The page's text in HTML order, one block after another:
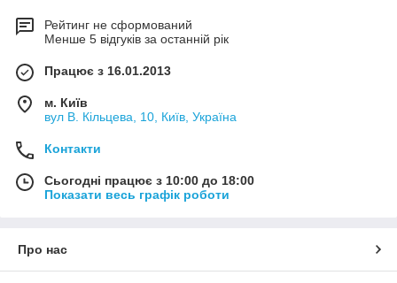
Рейтинг не сформований
Менше 5 відгуків за останній рік
Працює з 16.01.2013
м. Київ
вул В. Кільцева, 10, Київ, Україна
Контакти
Сьогодні працює з 10:00 до 18:00
Показати весь графік роботи
Про нас